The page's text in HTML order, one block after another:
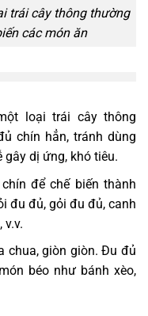
trái cây thông thường
các món ăn
loại trái cây thông
chín hẳn, tránh dùng
dị ứng, khó tiêu.
để chế biến thành
đu đủ, gỏi đu đủ, canh
chua, giòn giòn. Đu đủ
béo như bánh xèo,